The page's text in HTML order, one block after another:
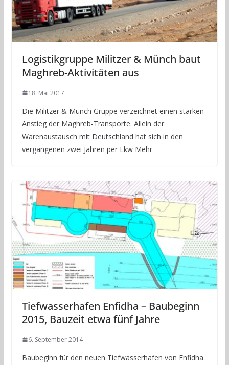
Logistikgruppe Militzer & Münch baut
Maghreb-Aktivitäten aus
18. Mai 2017
Die Militzer & Münch Gruppe verzeichnet einen starken
Anstieg der Maghreb-Transporte. Allein der
Warenaustausch mit Deutschland hat sich in den
vergangenen zwei Jahren per Lkw Mehr
Tiefwasserhafen Enfidha – Baubeginn
2015, Bauzeit etwa fünf Jahre
6. September 2014
Baubeginn für den neuen Tiefwasserhafen von Enfidha